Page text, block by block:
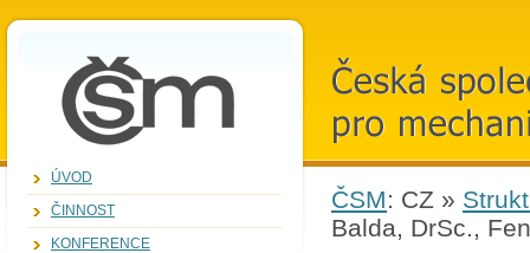
ČSM
Česká
pro mechaniku,
KANDIDáTI
ÚVOD
ČINNOST
KONFERENCE
ČSM: CZ »
Balda, DrSc.,